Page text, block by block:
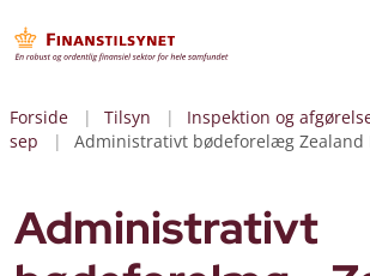
Forside Tilsyn Inspektion og
sep
Administrativt bødeforelæg Zealand
Administrativt